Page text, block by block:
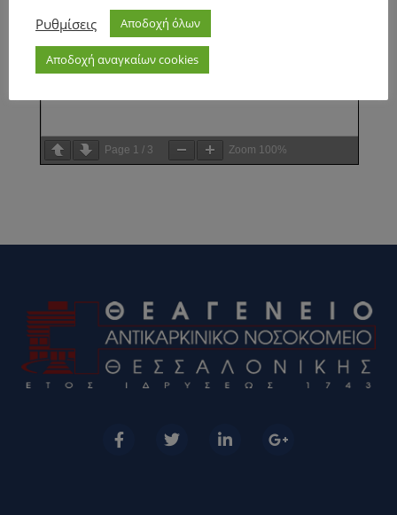
Page 1 / 3 Zoom 100%
Ρυθμίσεις
Αποδοχή όλων
Αποδοχή αναγκαίων cookies